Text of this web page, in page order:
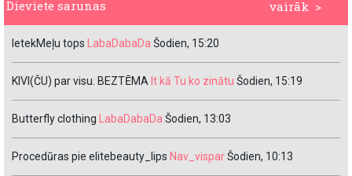
vairāk >
Dieviete sarunas
IetekMeļu tops LabaDabaDa Šodien, 15:20
KIVI(ČU) par visu. BEZTĒMA It kā Tu ko zinātu Šodien, 15:19
Butterfly clothing LabaDabaDa Šodien, 13:03
Procedūras pie elitebeauty_lips Nav_visparŠodien, 10:13